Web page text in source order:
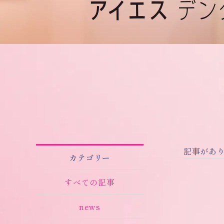
カテゴリー
すべての記事
news
記事があ